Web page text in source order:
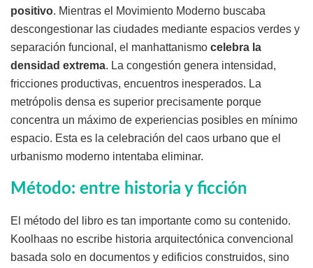
positivo. Mientras el Movimiento Moderno buscaba
descongestionar las ciudades mediante espacios verdes y
separación funcional, el manhattanismo celebra la
densidad extrema. La congestión genera intensidad,
fricciones productivas, encuentros inesperados. La
metrópolis densa es superior precisamente porque
concentra un máximo de experiencias posibles en mínimo
espacio. Esta es la celebración del caos urbano que el
urbanismo moderno intentaba eliminar.
Método: entre historia y ficción
El método del libro es tan importante como su contenido.
Koolhaas no escribe historia arquitectónica convencional
basada solo en documentos y edificios construidos, sino